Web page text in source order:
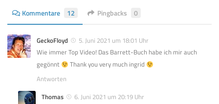
Kommentare 12 Pingbacks 0
GeckoFloyd
5. Juni 2021 um 18:01 Uhr
Wie immer Top Video! Das Barrett-Buch habe ich mir auch
gegönnt
Thank you very much ingrid
Antworten
Thomas
6. Juni 2021 um 20:19 Uhr